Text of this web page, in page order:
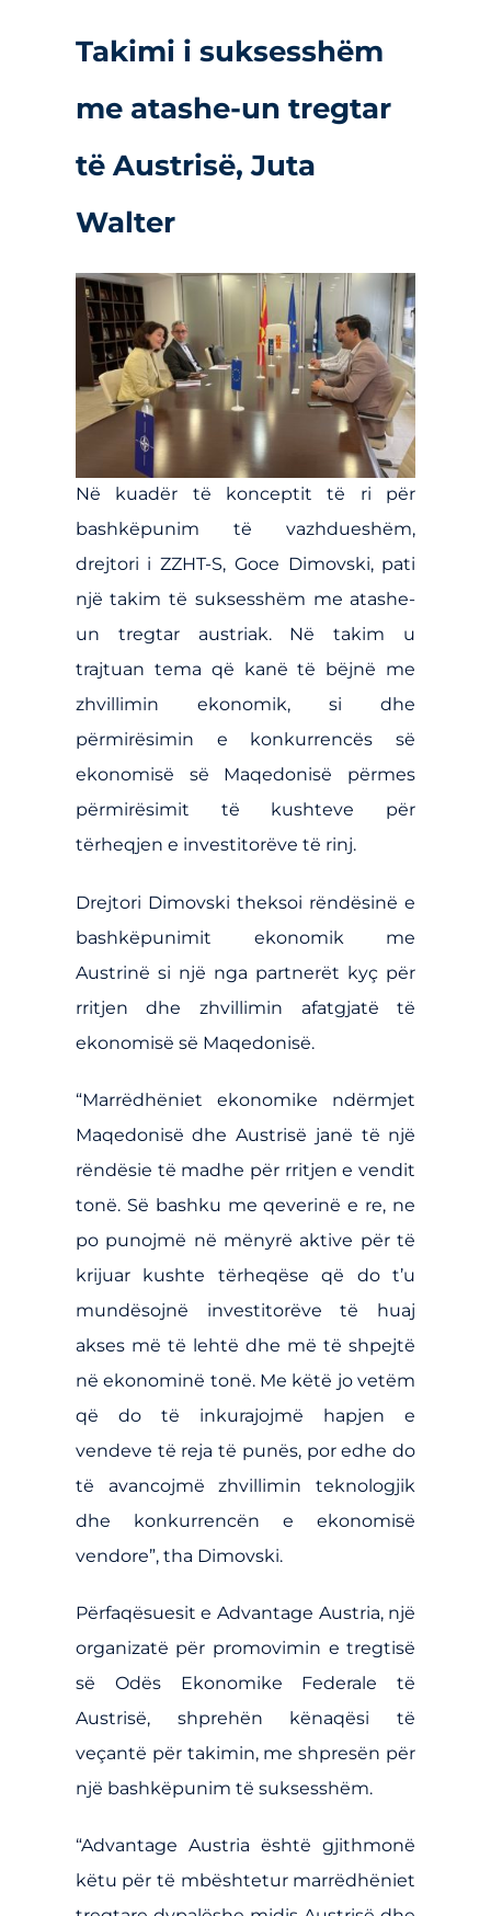
Takimi i suksesshëm
me atashe-un tregtar
të Austrisë, Juta
Walter
Në kuadër të konceptit të ri për
bashkëpunim të vazhdueshëm,
drejtori i ZZHT-S, Goce Dimovski, pati
një takim të suksesshëm me atashe-
un tregtar austriak. Në takim u
trajtuan tema që kanë të bëjnë me
zhvillimin ekonomik, si dhe
përmirësimin e konkurrencës së
ekonomisë së Maqedonisë përmes
përmirësimit të kushteve për
tërheqjen e investitorëve të rinj.
Drejtori Dimovski theksoi rëndësinë e
bashkëpunimit ekonomik me
Austrinë si një nga partnerët kyç për
rritjen dhe zhvillimin afatgjatë të
ekonomisë së Maqedonisë.
“Marrëdhëniet ekonomike ndërmjet
Maqedonisë dhe Austrisë janë të një
rëndësie të madhe për rritjen e vendit
tonë. Së bashku me qeverinë e re, ne
po punojmë në mënyrë aktive për të
krijuar kushte tërheqëse që do t’u
mundësojnë investitorëve të huaj
akses më të lehtë dhe më të shpejtë
në ekonominë tonë. Me këtë jo vetëm
që do të inkurajojmë hapjen e
vendeve të reja të punës, por edhe do
të avancojmë zhvillimin teknologjik
dhe konkurrencën e ekonomisë
vendore”, tha Dimovski.
Përfaqësuesit e Advantage Austria, një
organizatë për promovimin e tregtisë
së Odës Ekonomike Federale të
Austrisë, shprehën kënaqësi të
veçantë për takimin, me shpresën për
një bashkëpunim të suksesshëm.
“Advantage Austria është gjithmonë
këtu për të mbështetur marrëdhëniet